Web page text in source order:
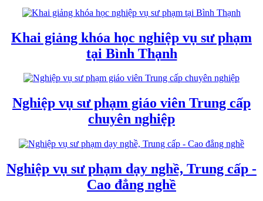
Khai giảng khóa học nghiệp vụ sư phạm
tại Bình Thạnh
Nghiệp vụ sư phạm giáo viên Trung cấp
chuyên nghiệp
Nghiệp vụ sư phạm dạy nghề, Trung cấp -
Cao đẳng nghề